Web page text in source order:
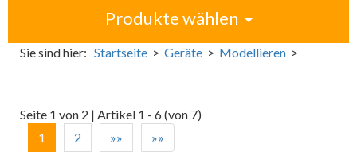
Produkte wählen
Sie sind hier: Startseite > Geräte > Modellieren >
Seite 1 von 2 | Artikel 1 - 6 (von 7)
1
2 »»
»»